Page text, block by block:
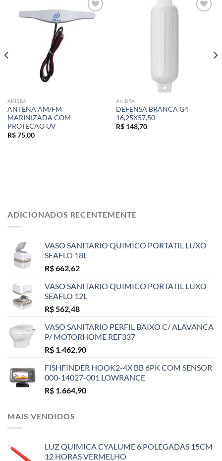
Add to
AKIBRA
ANTENA AM/FM
MARINIZADA COM
PROTECAO UV
R$75,00
AKIBRA
DEFENSA BRANCA G4
16,25X57,50
R$148,70
ADICIONADOS RECENTEMENTE
VASO SANITARIO QUIMICO PORTATIL LUXO
SEAFLO 18L
R$662,62
VASO SANITARIO QUIMICO PORTATIL LUXO
SEAFLO 12L
R$ 562,48
VASO SANITARIO PERFIL BAIXO C/ ALAVANCA
P/ MOTORHOME REF337
R$ 1.462,90
FISHFINDER HOOK2-4X BB 6PK COM SENSOR
000-14027-001 LOWRANCE
R$ 1.664,90
MAIS VENDIDOS
LUZ QUIMICA CYALUME 6 POLEGADAS 15CM
12 HORAS VERMELHO